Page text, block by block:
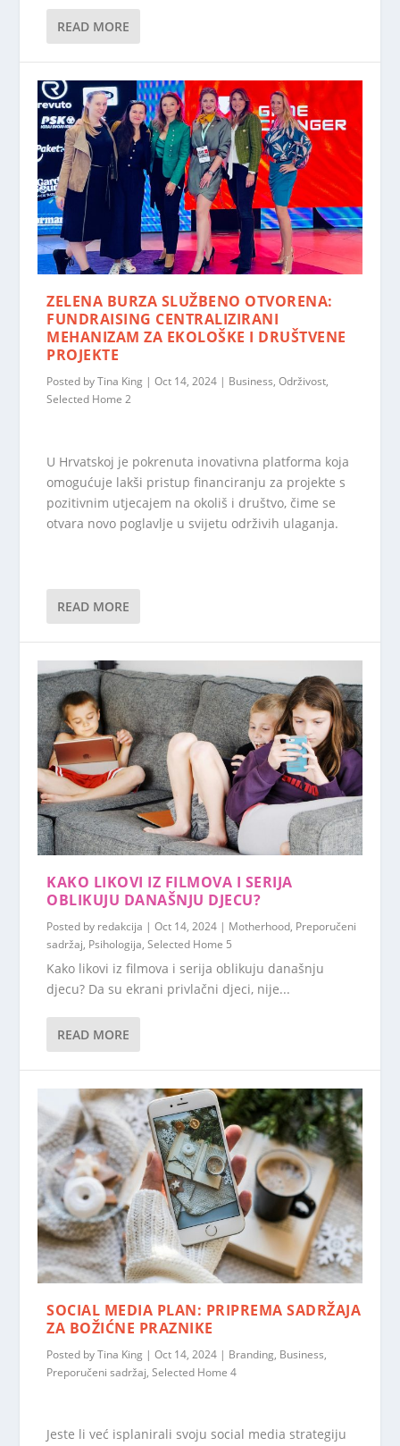
READ MORE
ZELENA BURZA SLUŽBENO OTVORENA:
FUNDRAISING CENTRALIZIRANI
MEHANIZAM ZA EKOLOŠKE I DRUŠTVENE
PROJEKTE
Posted byTina King |Oct 14, 2024 | Business,Održivost,
Selected Home 2
U Hrvatskoj je pokrenuta inovativna platforma koja
omogućuje lakši pristup financiranju za projekte s
pozitivnim utjecajem na okoliš i društvo, čime se
otvara novo poglavlje u svijetu održivih ulaganja.
READ MORE
KAKO LIKOVI IZ FILMOVA I SERIJA
OBLIKUJU DANAŠNJU DJECU?
Posted by redakcija |Oct 14, 2024 | Motherhood, Preporučeni
sadržaj, Psihologija,Selected Home 5
Kako likovi iz filmova i serija oblikuju današnju
djecu? Da su ekrani privlačni djeci, nije...
READ MORE
SOCIAL MEDIA PLAN: PRIPREMA SADRŽAJA
ZA BOŽIĆNE PRAZNIKE
Posted byTina King |Oct 14, 2024 | Branding, Business,
Preporučeni sadržaj,Selected Home 4
Jeste li već isplanirali svoju social media strategiju